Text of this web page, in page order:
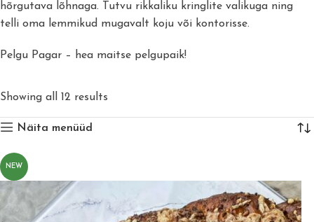
hõrgutava lõhnaga. Tutvu rikkaliku kringlite valikuga ning
telli oma lemmikud mugavalt koju või kontorisse.
Pelgu Pagar – hea maitse pelgupaik!
Showing all 12 results
Näita menüüd
NEW